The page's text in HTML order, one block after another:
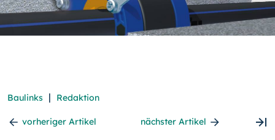
Baulinks | Redaktion
vorheriger Artikel nächster Artikel